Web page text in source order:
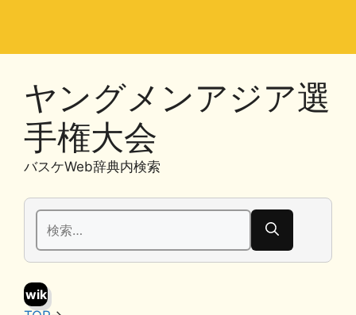
ヤングメンアジア選
手権大会
バスケWeb辞典内検索
検
索:
wik